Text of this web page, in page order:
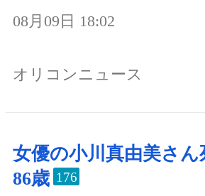
08月09日 18:02
オリコンニュース
女優の小川真由美さん
86歳 176